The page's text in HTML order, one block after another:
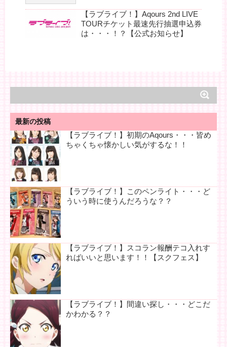
【ラブライブ！】Aqours 2nd LIVE
TOURチケット最速先行抽選申込券
は・・・！？【公式お知らせ】
最新の投稿
【ラブライブ！】初期のAqours・・・皆め
ちゃくちゃ懐かしい気がするな！！
【ラブライブ！】このペンライト・・・ど
ういう時に使うんだろうな？？
【ラブライブ！】スコラン報酬テコ入れす
ればいいと思います！！【スクフェス】
【ラブライブ！】間違い探し・・・どこだ
かわかる？？